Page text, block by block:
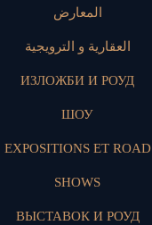
المعارض
العقارية و الترويجية
ИЗЛОЖБИ И РОУД
ШОУ
EXPOSITIONS ET ROAD
SHOWS
ВЫСТАВОК И РОУД